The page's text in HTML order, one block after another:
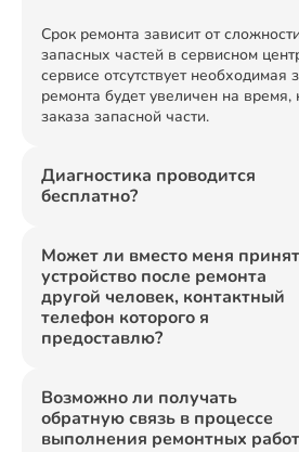
Срок ремонта зависит от
запасных частей в сервисном
сервисе отсутствует необходимая
ремонта будет увеличен на
заказа запасной части.
Диагностика проводится
бесплатно?
Может ли вместо меня
устройство после ремонта
другой человек, контактный
телефон которого я
предоставлю?
Возможно ли получать
обратную связь в процессе
выполнения ремонтных